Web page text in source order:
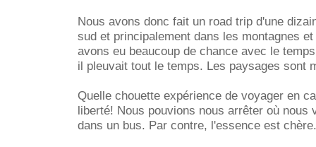
Nous avons donc fait un road trip d'une
sud et principalement dans les montagnes
avons eu beaucoup de chance avec le
il pleuvait tout le temps. Les paysages sont
Quelle chouette expérience de voyager en
liberté! Nous pouvions nous arrêter où nous
dans un bus. Par contre, l'essence est chère.